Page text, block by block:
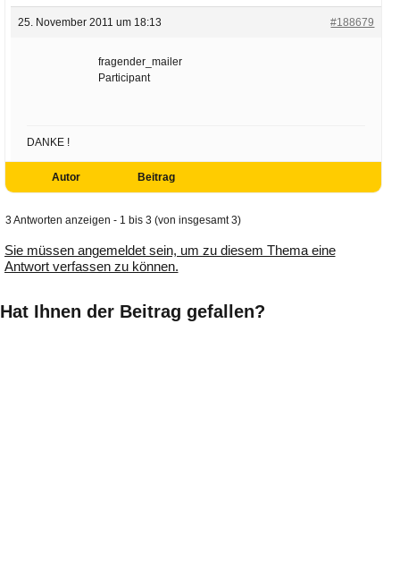
25. November 2011 um 18:13 #188679
fragender_mailer
Participant
DANKE !
Autor Beitrag
3 Antworten anzeigen - 1 bis 3 (von insgesamt 3)
Sie müssen angemeldet sein, um zu diesem Thema eine
Antwort verfassen zu können.
Hat Ihnen der Beitrag gefallen?